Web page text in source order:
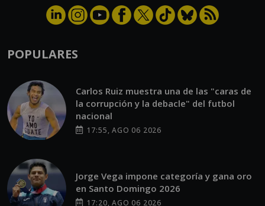
POPULARES
Carlos Ruiz muestra una de las "caras de
17:55, AGO 06 2026